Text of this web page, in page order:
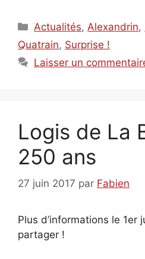
Catégories
Actualités,Alexandrin,
Quatrain, Surprise !
Laisser un
Logis de La
250 ans
27 juin 2017 par Fabien
Plus d’informations le 1er
partager !